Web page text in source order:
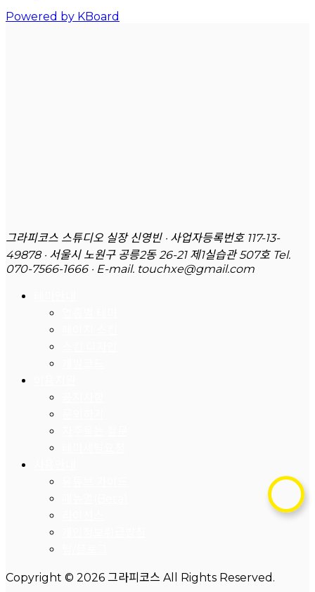
Powered by KBoard
그라피코스 스튜디오 실장 신영빈 · 사업자등록번호 117-13-
49878 · 서울시 노원구 공릉2동 26-21 제1실습관 507호 Tel.
070-7566-1666 · E-mail. touchxe@gmail.com
Copyright © 2026 그라피코스 All Rights Reserved.